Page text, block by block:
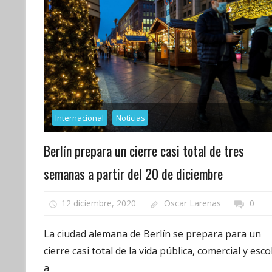
Internacional Noticias
Berlín prepara un cierre casi total de tres
semanas a partir del 20 de diciembre
12 diciembre, 2020 Oscar Larenas 0
La ciudad alemana de Berlín se prepara para un
cierre casi total de la vida pública, comercial y
a